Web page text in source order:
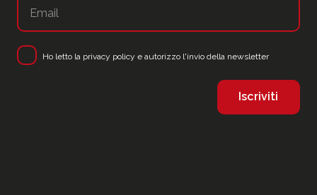
Ho letto la privacy policy e autorizzo l'invio della newsletter